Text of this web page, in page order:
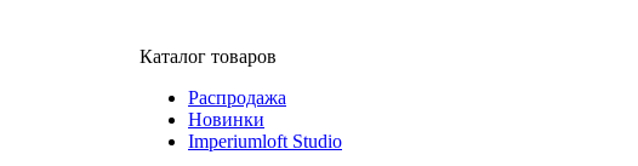
Каталог товаров
Распродажа
Новинки
Imperiumloft Studio